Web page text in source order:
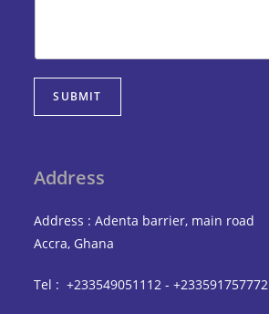
SUBMIT
Address
Address : Adenta barrier, main road
Accra, Ghana
Tel : +233549051112 - +233591757772